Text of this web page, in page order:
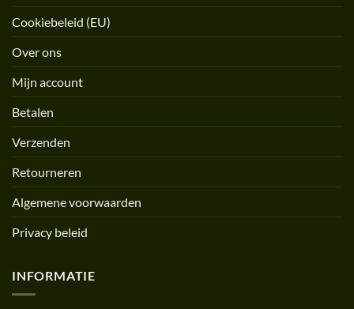
Cookiebeleid (EU)
Over ons
Mijn account
Betalen
Verzenden
Retourneren
Algemene voorwaarden
Privacy beleid
INFORMATIE